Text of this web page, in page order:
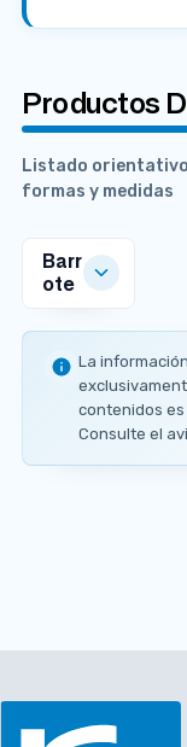
Productos
Listado
formas y medidas
Barr
ote
N
m
La
contenidos
Consulte el